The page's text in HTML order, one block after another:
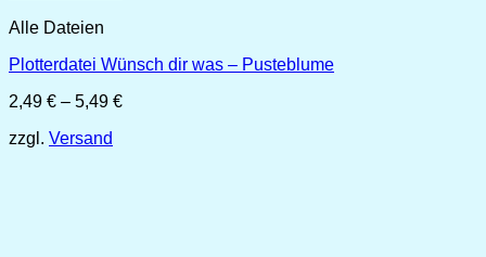
Alle Dateien
Plotterdatei Wünsch dir was – Pusteblume
2,49 € – 5,49 €Preisspanne:
zzgl. Versand